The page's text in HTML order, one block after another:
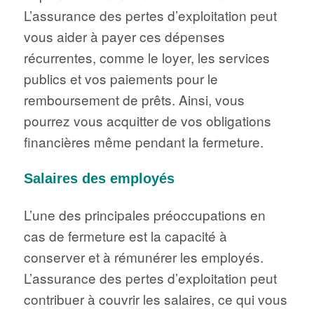
L’assurance des pertes d’exploitation peut
vous aider à payer ces dépenses
récurrentes, comme le loyer, les services
publics et vos paiements pour le
remboursement de prêts. Ainsi, vous
pourrez vous acquitter de vos obligations
financières même pendant la fermeture.
Salaires des employés
L’une des principales préoccupations en
cas de fermeture est la capacité à
conserver et à rémunérer les employés.
L’assurance des pertes d’exploitation peut
contribuer à couvrir les salaires, ce qui vous